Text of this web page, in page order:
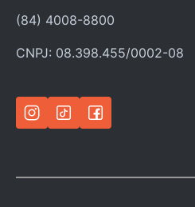
Política de privacidade
(84) 4008-8800
CNPJ: 08.398.455/0002-08